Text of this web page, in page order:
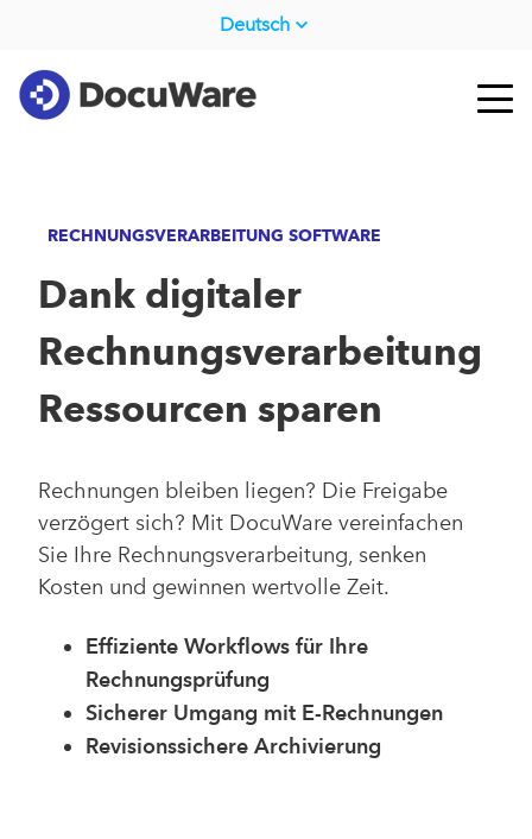
Deutsch
RECHNUNGSVERARBEITUNG SOFTWARE
Dank digitaler
Rechnungsverarbeitung
Ressourcen sparen
Rechnungen bleiben liegen? Die Freigabe
verzögert sich? Mit DocuWare vereinfachen
Sie Ihre Rechnungsverarbeitung, senken
Kosten und gewinnen wertvolle Zeit.
Effiziente Workflows für Ihre
Rechnungsprüfung
Sicherer Umgang mit E-Rechnungen
Revisionssichere Archivierung